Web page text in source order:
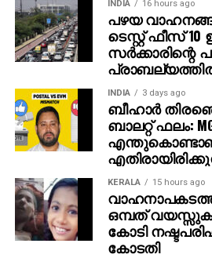
പരിക്കേറ്റവരെ ആശുപത്രിയില്‍
പ്രവേശിപ്പിച്ചിരിക്കുകയാണ്.
ഫോറന്‍സിക് സംഘം
തീപിടിത്തത്തിന്റെ കാരണം
തുടരുകയാണെന്നും പൊലീസ്
ആംബുലന്‍സ് തീപിടിത്തത്തിന്റെ
ഇപ്പോഴും
അനന്തരഫലങ്ങള്‍
ആരോഗ്യവ്യവസ്ഥയെയും
INDIA 16 hours ago
പഴയ
ടെസ്റ്റ് ഫീസ് 10
സര്‍ക്കാരിന്റെ
INDIA 3 days ago
ബീഹാർ
ബാലറ്റ് ഫലം:
KERALA 15 hours ago
ഒമ്പത്
കോടി
കോടതി